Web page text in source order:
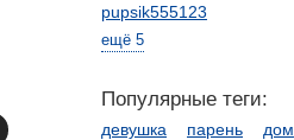
pupsik555123
ещё 5
Популярные теги:
девушка парень
дом